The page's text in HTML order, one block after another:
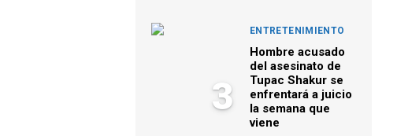
3
ENTRETENIMIENTO
Hombre acusado
del asesinato de
Tupac Shakur se
enfrentará a juicio
la semana que
viene